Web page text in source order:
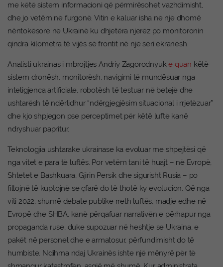
me këtë sistem informacioni që përmirësohet vazhdimisht,
dhe jo vetëm në furgonë. Vitin e kaluar isha në një dhomë
nëntokësore në Ukrainë ku dhjetëra njerëz po monitoronin
qindra kilometra të vijës së frontit në një seri ekranesh.
Analisti ukrainas i mbrojtjes Andriy Zagorodnyuke quan këtë
sistem dronësh, monitorësh, navigimi të mundësuar nga
inteligjenca artificiale, robotësh të testuar në betejë dhe
ushtarësh të ndërlidhur “ndërgjegjësim situacional i rrjetëzuar”
dhe kjo shpjegon pse perceptimet për këtë luftë kanë
ndryshuar papritur.
Teknologjia ushtarake ukrainase ka evoluar me shpejtësi që
nga vitet e para të luftës. Por vetëm tani të huajt – në Evropë,
Shtetet e Bashkuara, Gjirin Persik dhe sigurisht Rusia – po
fillojnë të kuptojnë se çfarë do të thotë ky evolucion. Që nga
viti 2022, shumë debate publike rreth luftës, madje edhe në
Evropë dhe SHBA, kanë përqafuar narrativën e përhapur nga
propaganda ruse, duke supozuar në heshtje se Ukraina, e
pakët në personel dhe e armatosur, përfundimisht do të
humbiste. Ndihma ndaj Ukrainës ishte një mënyrë për të